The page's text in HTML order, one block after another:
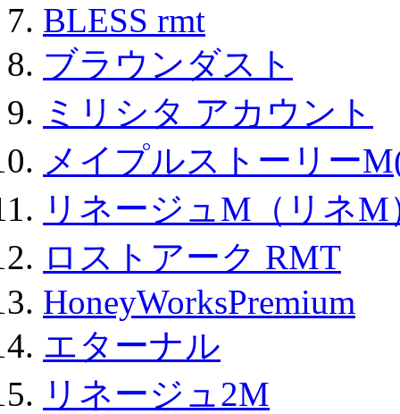
BLESS rmt
ブラウンダスト
ミリシタ アカウント
メイプルストーリー
リネージュM（リネM
ロストアーク RMT
HoneyWorksPremium
エターナル
リネージュ2M